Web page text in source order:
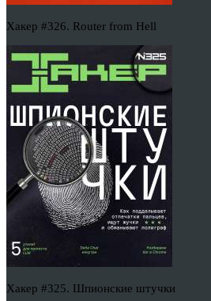
Хакер #326. Router from Hell
Хакер #325. Шпионские штучки